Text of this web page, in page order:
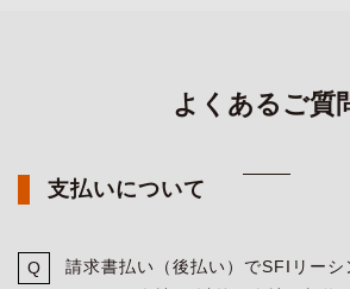
よくあるご質
支払いについて
請求書払い（後払い）でSFIリーシ